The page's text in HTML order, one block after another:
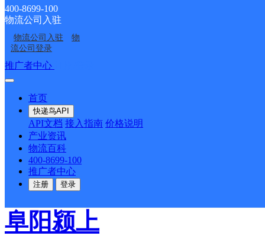
400-8699-100
物流公司入驻
物流公司入驻
物
流公司登录
推广者中心
首页
快递鸟API
API文档 接入指南 价格说明
产业资讯
物流百科
400-8699-100
推广者中心
注册 登录
派送范围:县城（慎城镇
铺镇 ；刘集乡 ；八里河
黄桥镇 ；西三十铺镇；
十铺镇；迪沟镇；红星
王岗镇；黄坝乡；润河
陈桥镇；鲁口镇；
阜阳颍上